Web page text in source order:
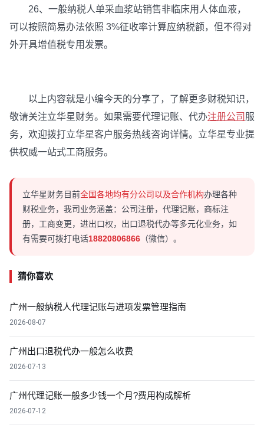
26、一般纳税人单采血浆站销售非临床用人体血液，
可以按照简易办法依照 3%征收率计算应纳税额，但不得对
外开具增值税专用发票。
以上内容就是小编今天的分享了，了解更多财税知识，
敬请关注立华星财务。如果需要代理记账、代办注册公司 服
务，欢迎拨打立华星客户服务热线咨询详情。立华星专业提
供权威一站式工商服务。
立华星财务目前全国各地均有分公司以及合作机构办理各种
财税业务，我司业务涵盖：公司注册，代理记账，商标注
册，工商变更，进出口权，出口退税代办等多元化业务，如
有需要可拨打电话18820806866 （微信）。
猜你喜欢
广州一般纳税人代理记账与进项发票管理指南
2026-08-07
广州出口退税代办一般怎么收费
2026-07-13
广州代理记账一般多少钱一个月?费用构成解析
2026-07-12